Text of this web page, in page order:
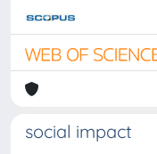
social impact